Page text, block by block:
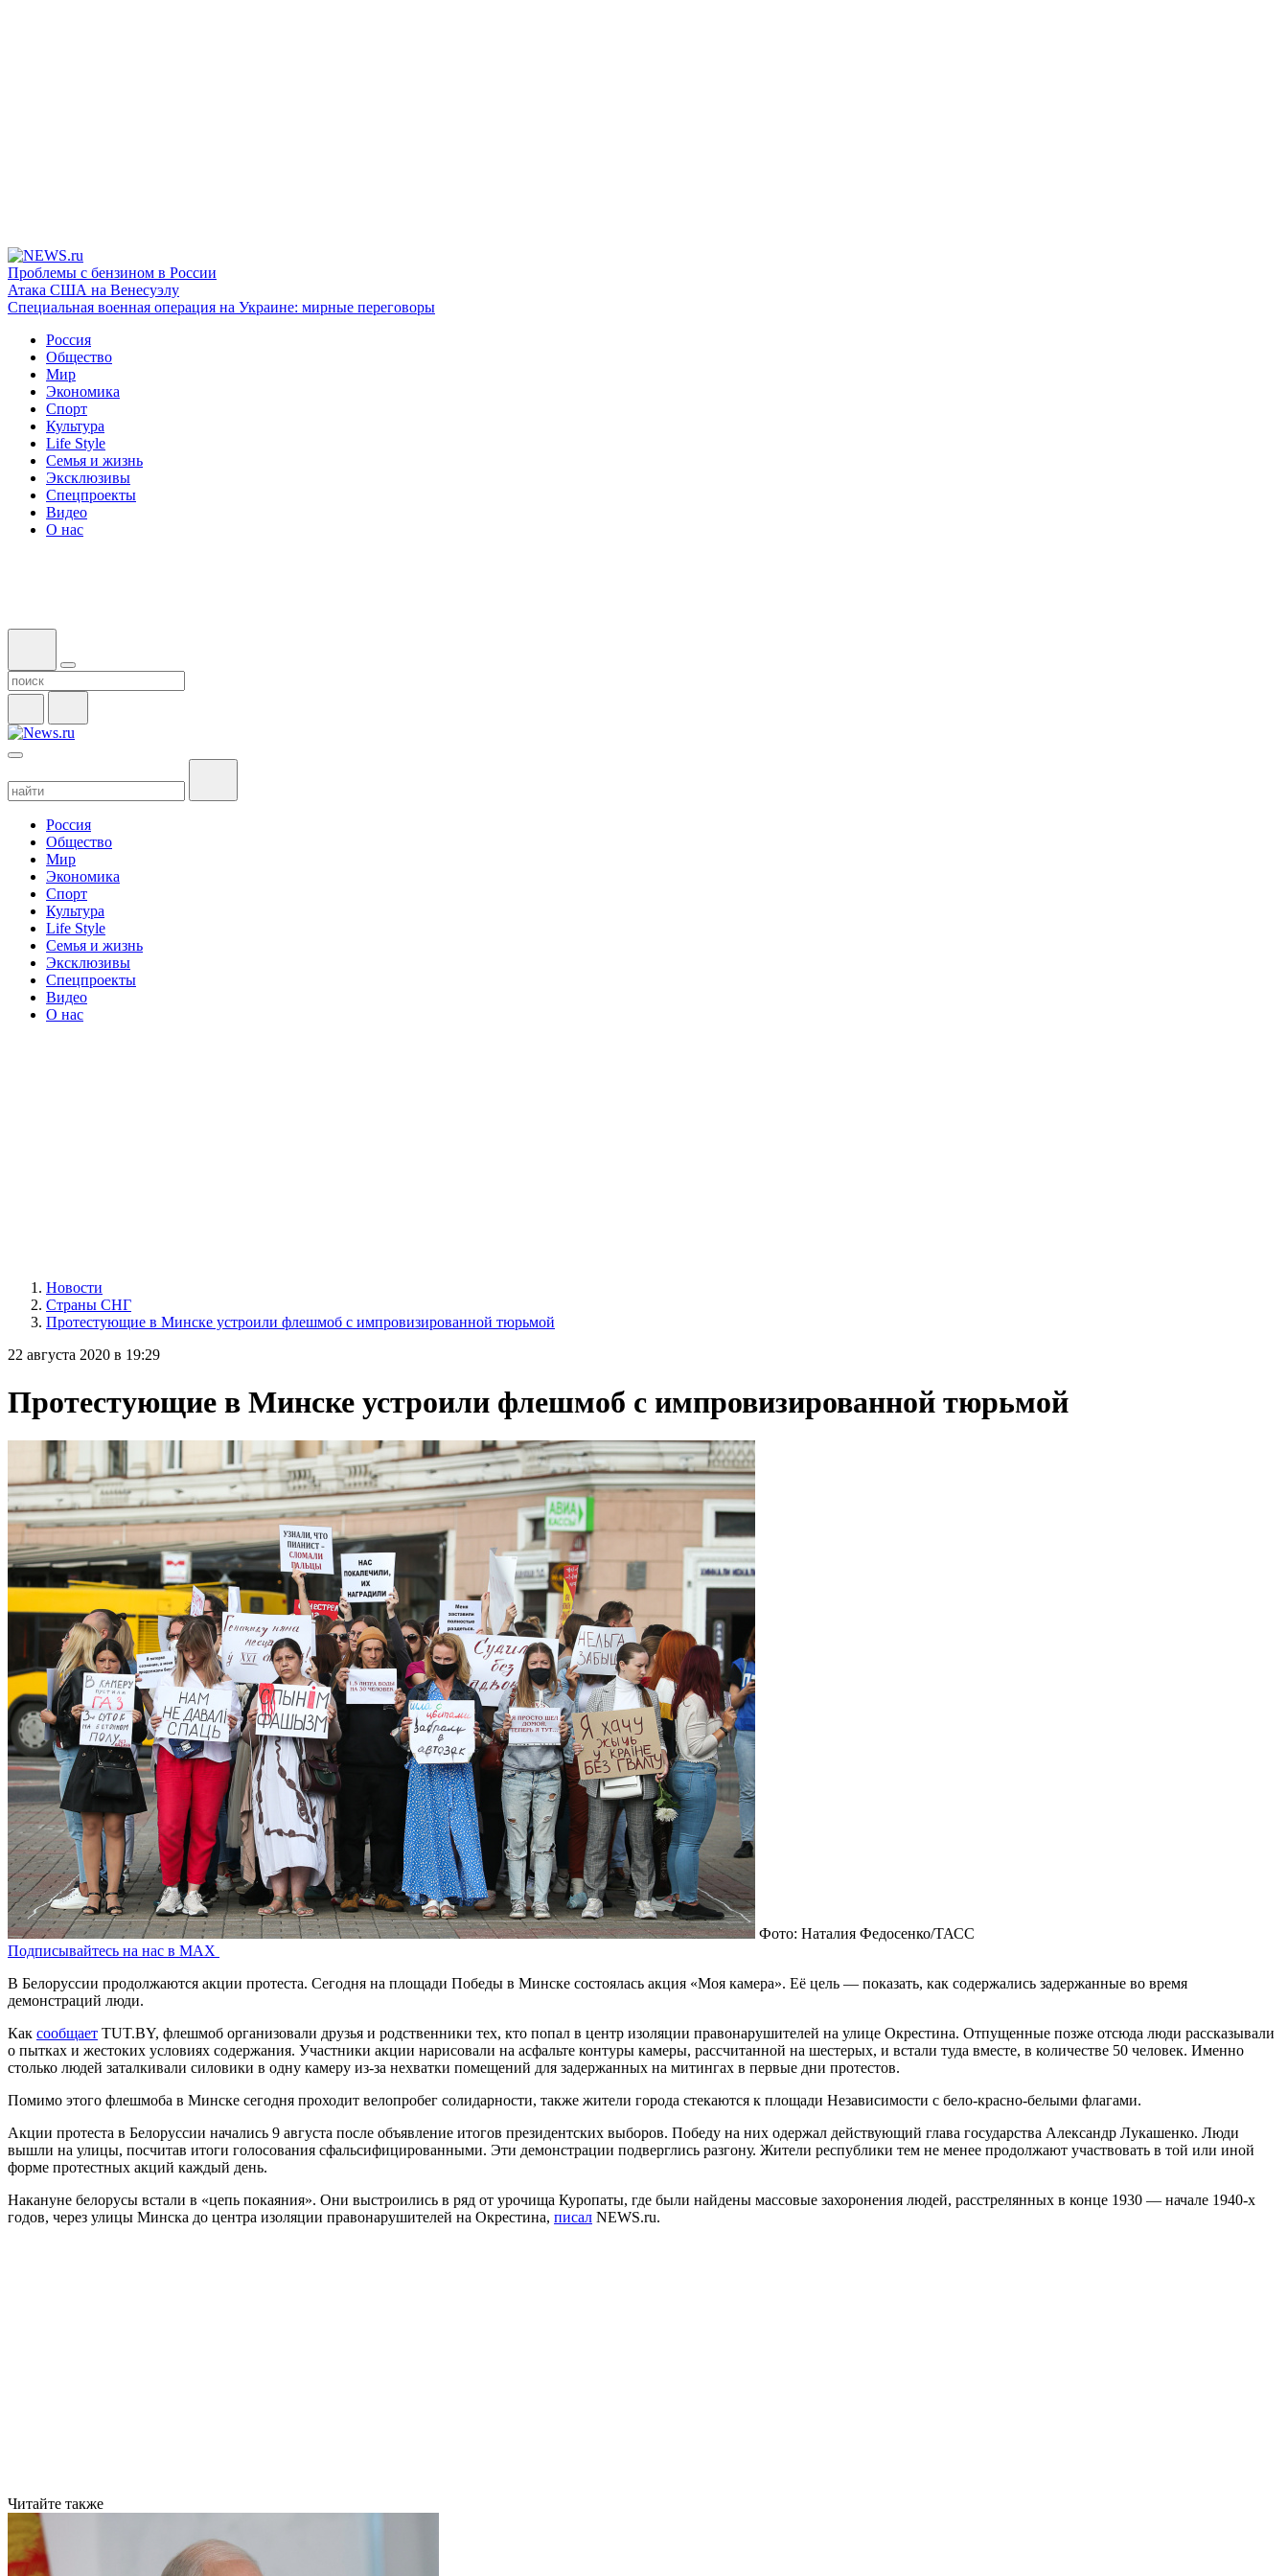
Проблемы с бензином в России
Атака США на Венесуэлу
Специальная военная операция на Украине: мирные переговоры
Россия
Общество
Мир
Экономика
Спорт
Культура
Life Style
Семья и жизнь
Эксклюзивы
Спецпроекты
Видео
О нас
Россия
Общество
Мир
Экономика
Спорт
Культура
Life Style
Семья и жизнь
Эксклюзивы
Спецпроекты
Видео
О нас
Новости
Страны СНГ
Протестующие в Минске устроили флешмоб с импровизированной тюрьмой
22 августа 2020 в 19:29
Протестующие в Минске устроили флешмоб с импровизированной тюрьмой
Фото: Наталия Федосенко/ТАСС
Подписывайтесь на нас в MAX
В Белоруссии продолжаются акции протеста. Сегодня на площади Победы в Минске состоялась акция «Моя камера». Её цель — показать, как содержались задержанные во время
демонстраций люди.
Как сообщает TUT.BY, флешмоб организовали друзья и родственники тех, кто попал в центр изоляции правонарушителей на улице Окрестина. Отпущенные позже отсюда люди рассказывали
о пытках и жестоких условиях содержания. Участники акции нарисовали на асфальте контуры камеры, рассчитанной на шестерых, и встали туда вместе, в количестве 50 человек. Именно
столько людей заталкивали силовики в одну камеру из-за нехватки помещений для задержанных на митингах в первые дни протестов.
Помимо этого флешмоба в Минске сегодня проходит велопробег солидарности, также жители города стекаются к площади Независимости с бело-красно-белыми флагами.
Акции протеста в Белоруссии начались 9 августа после объявление итогов президентских выборов. Победу на них одержал действующий глава государства Александр Лукашенко. Люди
вышли на улицы, посчитав итоги голосования сфальсифицированными. Эти демонстрации подверглись разгону. Жители республики тем не менее продолжают участвовать в той или иной
форме протестных акций каждый день.
Накануне белорусы встали в «цепь покаяния». Они выстроились в ряд от урочища Куропаты, где были найдены массовые захоронения людей, расстрелянных в конце 1930 — начале 1940-х
годов, через улицы Минска до центра изоляции правонарушителей на Окрестина, писал NEWS.ru.
Читайте также